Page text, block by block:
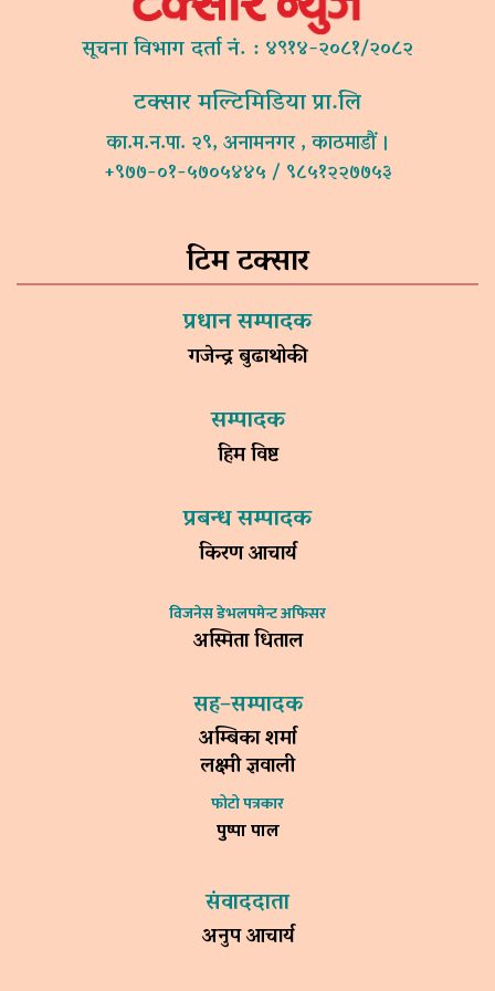
सूचना विभाग दर्ता नं. : ४९१४-२०८१/२०८२
टक्सार मल्टिमिडिया प्रा.लि
का.म.न.पा. २९, अनामनगर , काठमाडौं ।
+९७७-०१-५७०५४४५ / ९८५१२२७७५३
टिम टक्सार
प्रधान सम्पादक
गजेन्द्र बुढाथोकी
सम्पादक
हिम विष्ट
प्रबन्ध सम्पादक
किरण आचार्य
विजनेस डेभलपमेन्ट अफिसर
अस्मिता धिताल
सह–सम्पादक
अम्बिका शर्मा
लक्ष्मी ज्ञवाली
फोटो पत्रकार
पुष्पा पाल
संवाददाता
अनुप आचार्य